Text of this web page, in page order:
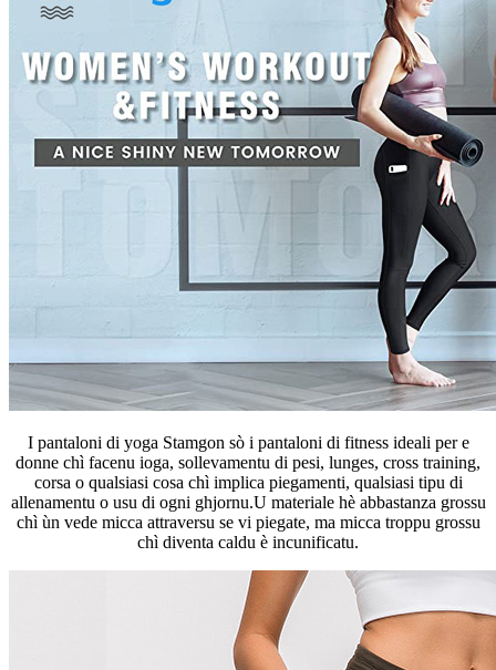
I pantaloni di yoga Stamgon sò i pantaloni di fitness ideali per e
donne chì facenu ioga, sollevamentu di pesi, lunges, cross training,
corsa o qualsiasi cosa chì implica piegamenti, qualsiasi tipu di
allenamentu o usu di ogni ghjornu.U materiale hè abbastanza grossu
chì ùn vede micca attraversu se vi piegate, ma micca troppu grossu
chì diventa caldu è incunificatu.